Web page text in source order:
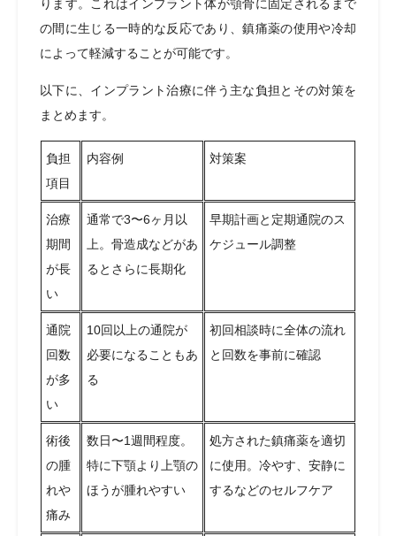
ります。これはインプラント体が顎骨に固定されるまで
の間に生じる一時的な反応であり、鎮痛薬の使用や冷却
によって軽減することが可能です。
以下に、インプラント治療に伴う主な負担とその対策を
まとめます。
負担
項目
内容例 対策案
治療
期間
が長
い
通常で3〜6ヶ月以
上。骨造成などがあ
るとさらに長期化
早期計画と定期通院のス
ケジュール調整
通院
回数
が多
い
10回以上の通院が
必要になることもあ
る
初回相談時に全体の流れ
と回数を事前に確認
術後
の腫
れや
痛み
数日〜1週間程度。
特に下顎より上顎の
ほうが腫れやすい
処方された鎮痛薬を適切
に使用。冷やす、安静に
するなどのセルフケア